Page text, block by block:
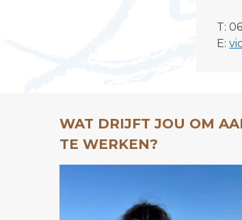
T:
E:
WAT DRIJFT JOU OM
TE WERKEN?